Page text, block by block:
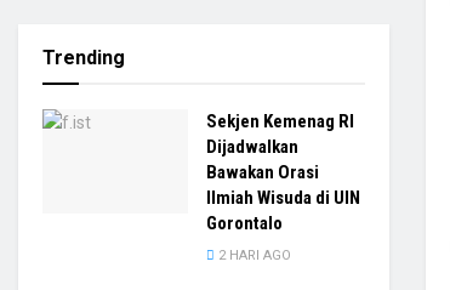
Trending
Sekjen Kemenag RI
Dijadwalkan
Bawakan Orasi
Ilmiah Wisuda di UIN
Gorontalo
2 HARI AGO